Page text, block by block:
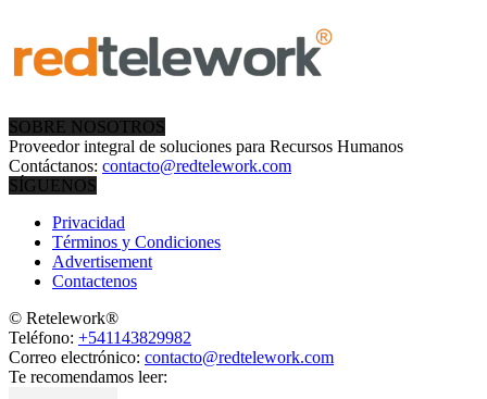
SOBRE NOSOTROS
Proveedor integral de soluciones para Recursos Humanos
Contáctanos: contacto@redtelework.com
SÍGUENOS
Privacidad
Términos y Condiciones
Advertisement
Contactenos
© Retelework®
Teléfono: +541143829982
Correo electrónico: contacto@redtelework.com
Te recomendamos leer: